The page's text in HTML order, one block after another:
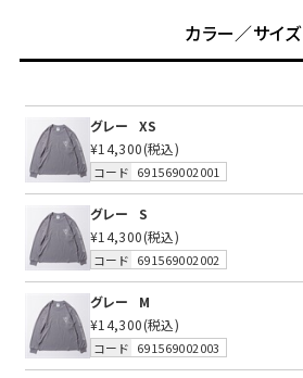
カラー／サイズ
グレー
XS
¥14,300(税込)
コード 691569002001
グレー
S
¥14,300(税込)
コード 691569002002
グレー
M
¥14,300(税込)
コード 691569002003